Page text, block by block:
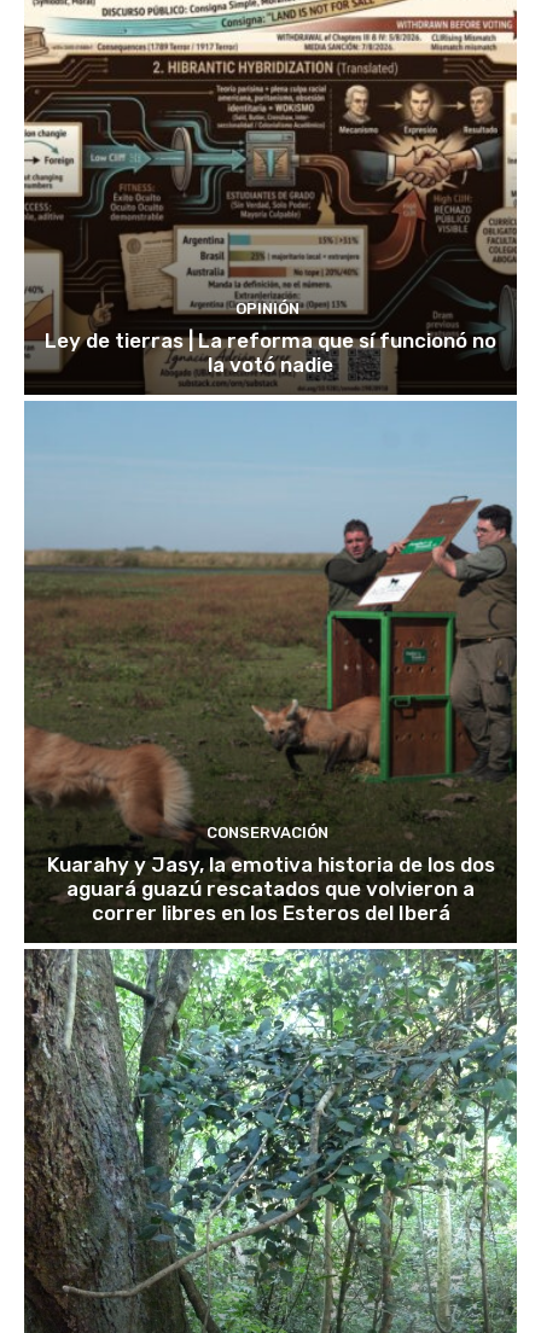
OPINIÓN
Ley de tierras | La reforma que sí funcionó no
la votó nadie
CONSERVACIÓN
Kuarahy y Jasy, la emotiva historia de los dos
aguará guazú rescatados que volvieron a
correr libres en los Esteros del Iberá